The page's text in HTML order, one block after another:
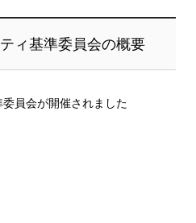
ィ基準委員会の概要
員会が開催されました